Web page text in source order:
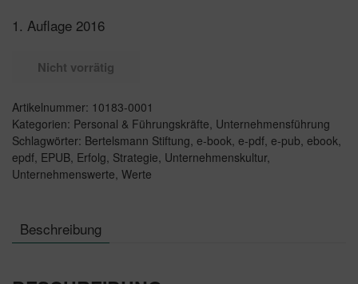
1. Auflage 2016
Nicht vorrätig
Artikelnummer: 10183-0001
Kategorien: Personal & Führungskräfte Unternehmensführung
Schlagwörter: Bertelsmann Stiftung e-book e-pdf e-pub ebook
epdf EPUB Erfolg Strategie Unternehmenskultur,
Unternehmenswerte Werte
Beschreibung